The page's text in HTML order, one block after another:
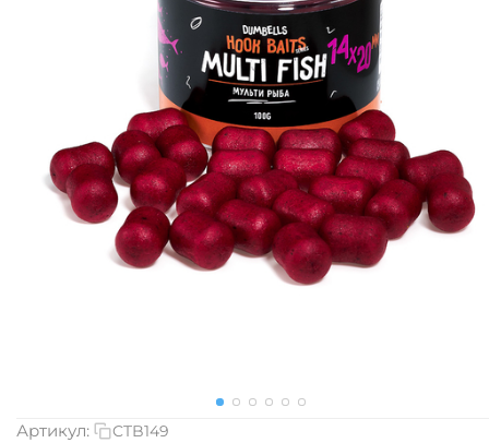
Артикул: CTB149